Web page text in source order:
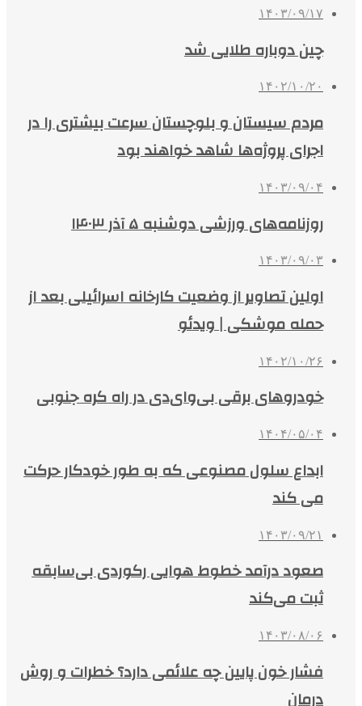
۱۴۰۳/۰۹/۱۷
چین دوباره طلایی شد
۱۴۰۲/۱۰/۲۰
مردم سیستان و بلوچستان سرعت بیشتری را در
اجرای پروژه‌ها شاهد خواهند بود
۱۴۰۳/۰۹/۰۴
روزنامه‌های ورزشی دوشنبه ۵ آذر ۱۴۰۳
۱۴۰۳/۰۹/۰۳
اولین تصاویر از وضعیت کارخانه اسرائیلی بعد از
حمله موشکی | ویدئو
۱۴۰۲/۱۰/۲۶
خودروهای برقی بی‌وای‌دی در راه کره جنوبی
۱۴۰۴/۰۵/۰۴
ابداع سلول مصنوعی که به طور خودکار حرکت
می کند
۱۴۰۳/۰۹/۲۱
صعود درآمد خطوط هوایی رکوردی بی‌سابقه
ثبت می‌کند
۱۴۰۳/۰۸/۰۶
فشار خون پایین چه علائمی دارد؟ خطرات و روش
درمان